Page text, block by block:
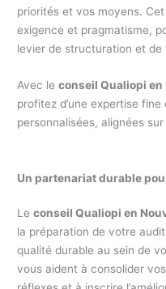
priorités et vos moyens.
exigence et pragmatisme,
levier de structuration et de
Avec leconseil Qualiopi
profitez d’une expertise
personnalisées, alignées
Un partenariat durable
Leconseil Qualiopi en
la préparation de votre
qualité durable au sein de
vous aident à consolider